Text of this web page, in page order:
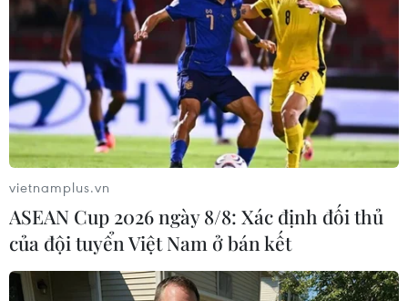
Tổng thống Ukraine lạc quan về lệnh
vietnamplus.vn
ASEAN Cup 2026 ngày 8/8: Xác định đối thủ
của đội tuyển Việt Nam ở bán kết